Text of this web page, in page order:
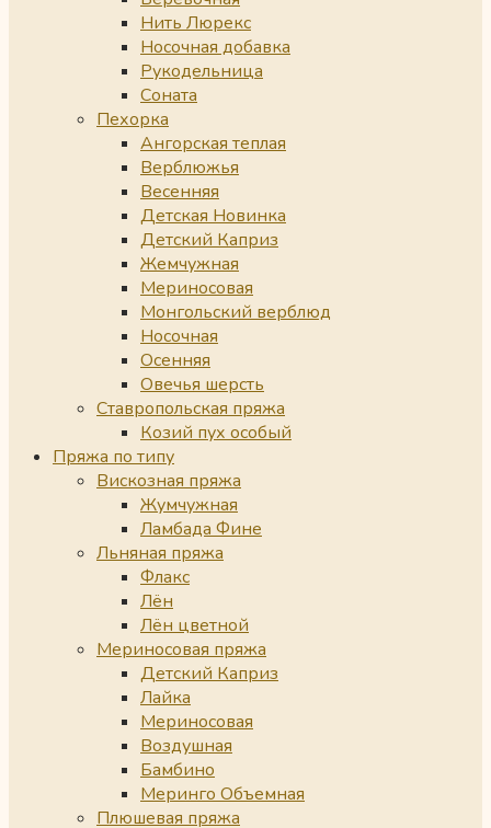
Нить Люрекс
Носочная добавка
Рукодельница
Соната
Пехорка
Ангорская теплая
Верблюжья
Весенняя
Детская Новинка
Детский Каприз
Жемчужная
Мериносовая
Монгольский верблюд
Носочная
Осенняя
Овечья шерсть
Ставропольская пряжа
Козий пух особый
Пряжа по типу
Вискозная пряжа
Жумчужная
Ламбада Фине
Льняная пряжа
Флакс
Лён
Лён цветной
Мериносовая пряжа
Детский Каприз
Лайка
Мериносовая
Воздушная
Бамбино
Меринго Объемная
Плюшевая пряжа